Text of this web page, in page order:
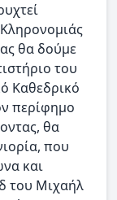
θα δούμε
του
Καθεδρικό
περίφημο
θα
που
και
του Μιχαήλ